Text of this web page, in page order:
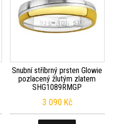
Snubní stříbrný prsten Glowie
pozlacený žlutým zlatem
SHG1089RMGP
3 090 Kč